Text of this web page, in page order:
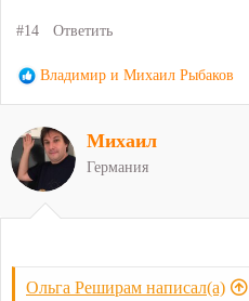
#14 Ответить
Р
к
ц
и
Владимир и Михаил Рыбаков
Ольга Реширам написал(а)
Михаил
Германия